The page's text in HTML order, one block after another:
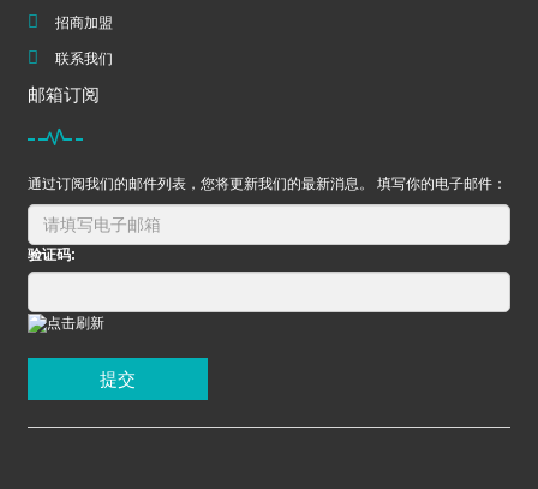
招商加盟
联系我们
邮箱订阅
通过订阅我们的邮件列表，您将更新我们的最新消息。 填写你的电子邮件：
验证码:
提交